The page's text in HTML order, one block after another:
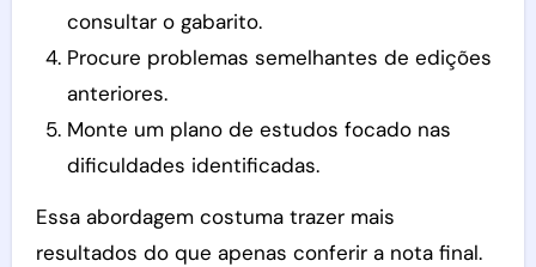
consultar o gabarito.
Procure problemas semelhantes de edições
anteriores.
Monte um plano de estudos focado nas
dificuldades identificadas.
Essa abordagem costuma trazer mais
resultados do que apenas conferir a nota final.